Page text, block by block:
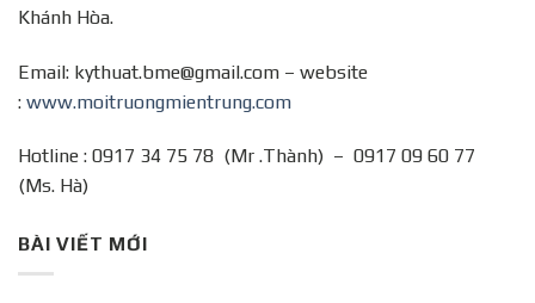
Khánh Hòa.
Email: kythuat.bme@gmail.com – website
: www.moitruongmientrung.com
Hotline : 0917 34 75 78 (Mr .Thành) – 0917 09 60 77
(Ms. Hà)
BÀI VIẾT MỚI